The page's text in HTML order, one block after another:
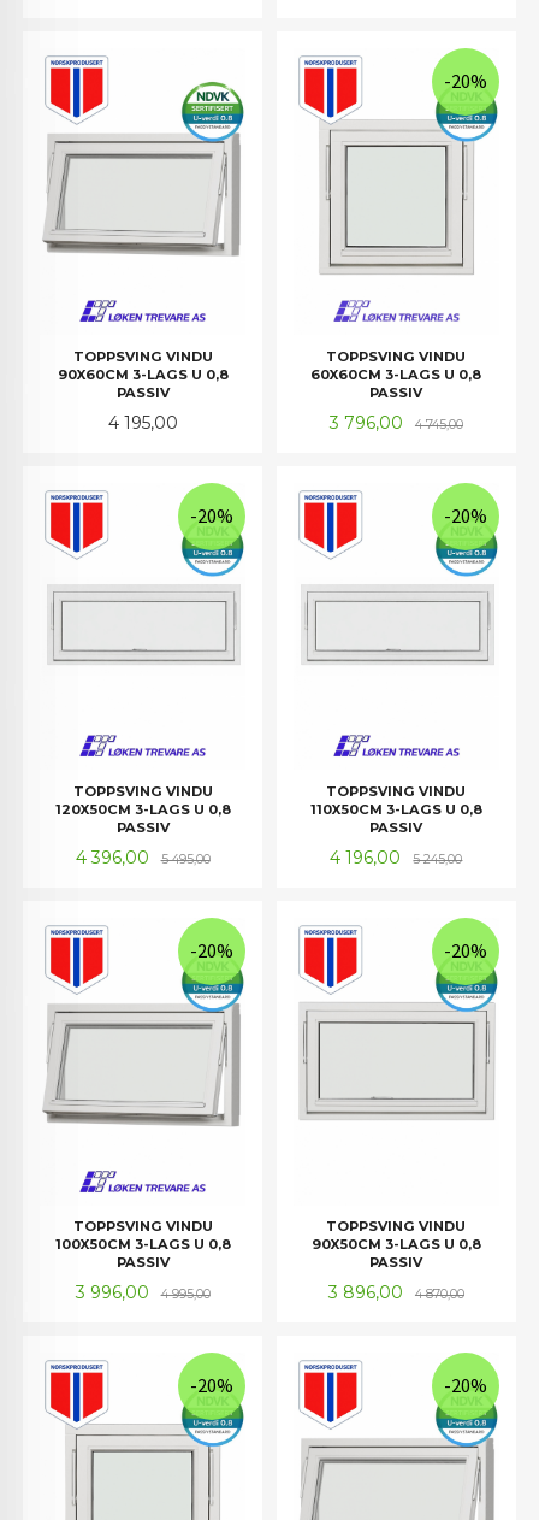
TOPPSVING VINDU
90X60CM 3-LAGS U 0,8
PASSIV
Pris
4 195,00
TOPPSVING VINDU
60X60CM 3-LAGS U 0,8
PASSIV
Tilbud
3 796,00 4 745,00Rabatt
-20%
TOPPSVING VINDU
120X50CM 3-LAGS U 0,8
PASSIV
Tilbud
4 396,00 5 495,00Rabatt
-20%
TOPPSVING VINDU
110X50CM 3-LAGS U 0,8
PASSIV
Tilbud
4 196,00 5 245,00Rabatt
-20%
TOPPSVING VINDU
100X50CM 3-LAGS U 0,8
PASSIV
Tilbud
3 996,00 4 995,00Rabatt
-20%
TOPPSVING VINDU
90X50CM 3-LAGS U 0,8
PASSIV
Tilbud
3 896,00 4 870,00Rabatt
-20%
-20% -20%